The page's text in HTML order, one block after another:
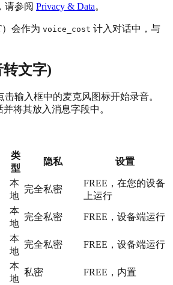
请参阅 Privacy & Data。
）会作为 voice_cost 计入对话中，与
文字)
输入框中的麦克风图标开始录音。
将其放入消息字段中。
类
型
隐私 设置
本
地
完全私密
FREE，在您的设备
上运行
本
地
完全私密 FREE，设备端运行
本
地
完全私密 FREE，设备端运行
本
地
私密 FREE，内置